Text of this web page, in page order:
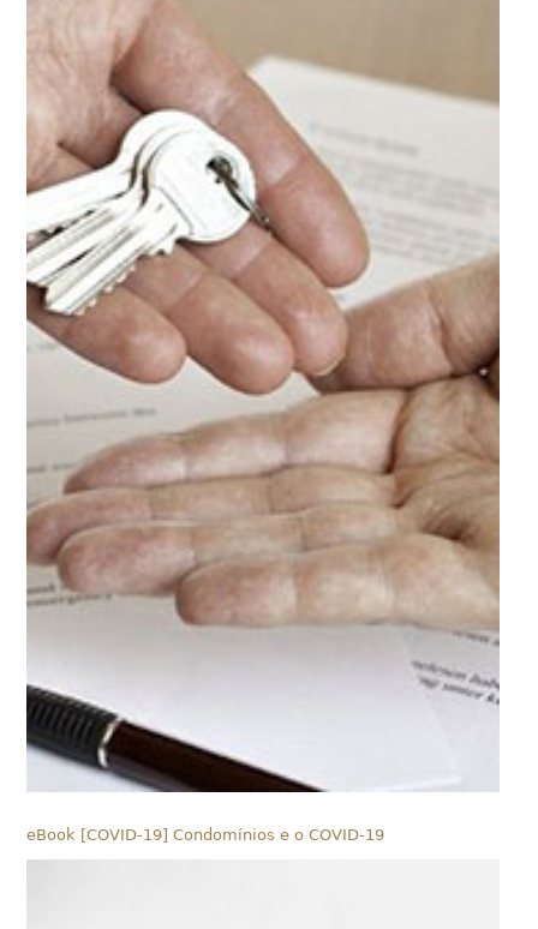
eBook [COVID-19] Condomínios e o COVID-19